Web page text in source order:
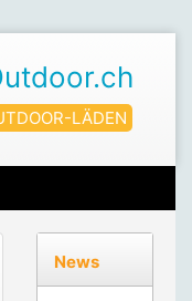
LÄDEN
News